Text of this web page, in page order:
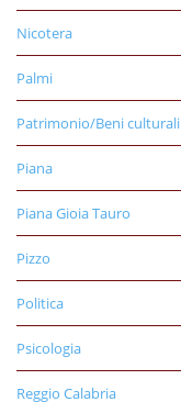
Nicotera
Palmi
Patrimonio/Beni culturali
Piana
Piana Gioia Tauro
Pizzo
Politica
Psicologia
Reggio Calabria